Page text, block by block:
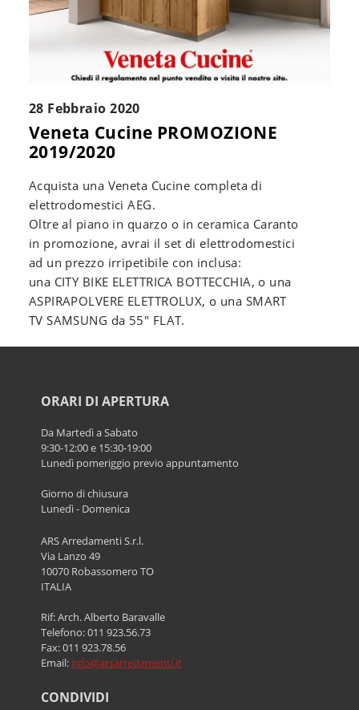
28 Febbraio 2020
Veneta Cucine PROMOZIONE
2019/2020
Acquista una Veneta Cucine completa di
elettrodomestici AEG.
Oltre al piano in quarzo o in ceramica Caranto
in promozione, avrai il set di elettrodomestici
ad un prezzo irripetibile con inclusa:
una CITY BIKE ELETTRICA BOTTECCHIA, o una
ASPIRAPOLVERE ELETTROLUX, o una SMART
TV SAMSUNG da 55" FLAT.
ORARI DI APERTURA
Da Martedì a Sabato
9:30-12:00 e 15:30-19:00
Lunedì pomeriggio previo appuntamento
Giorno di chiusura
Lunedì - Domenica
ARS Arredamenti S.r.l.
Via Lanzo 49
10070 Robassomero TO
ITALIA
Rif: Arch. Alberto Baravalle
Telefono: 011 923.56.73
Fax: 011 923.78.56
Email: info@arsarredamenti.it
CONDIVIDI